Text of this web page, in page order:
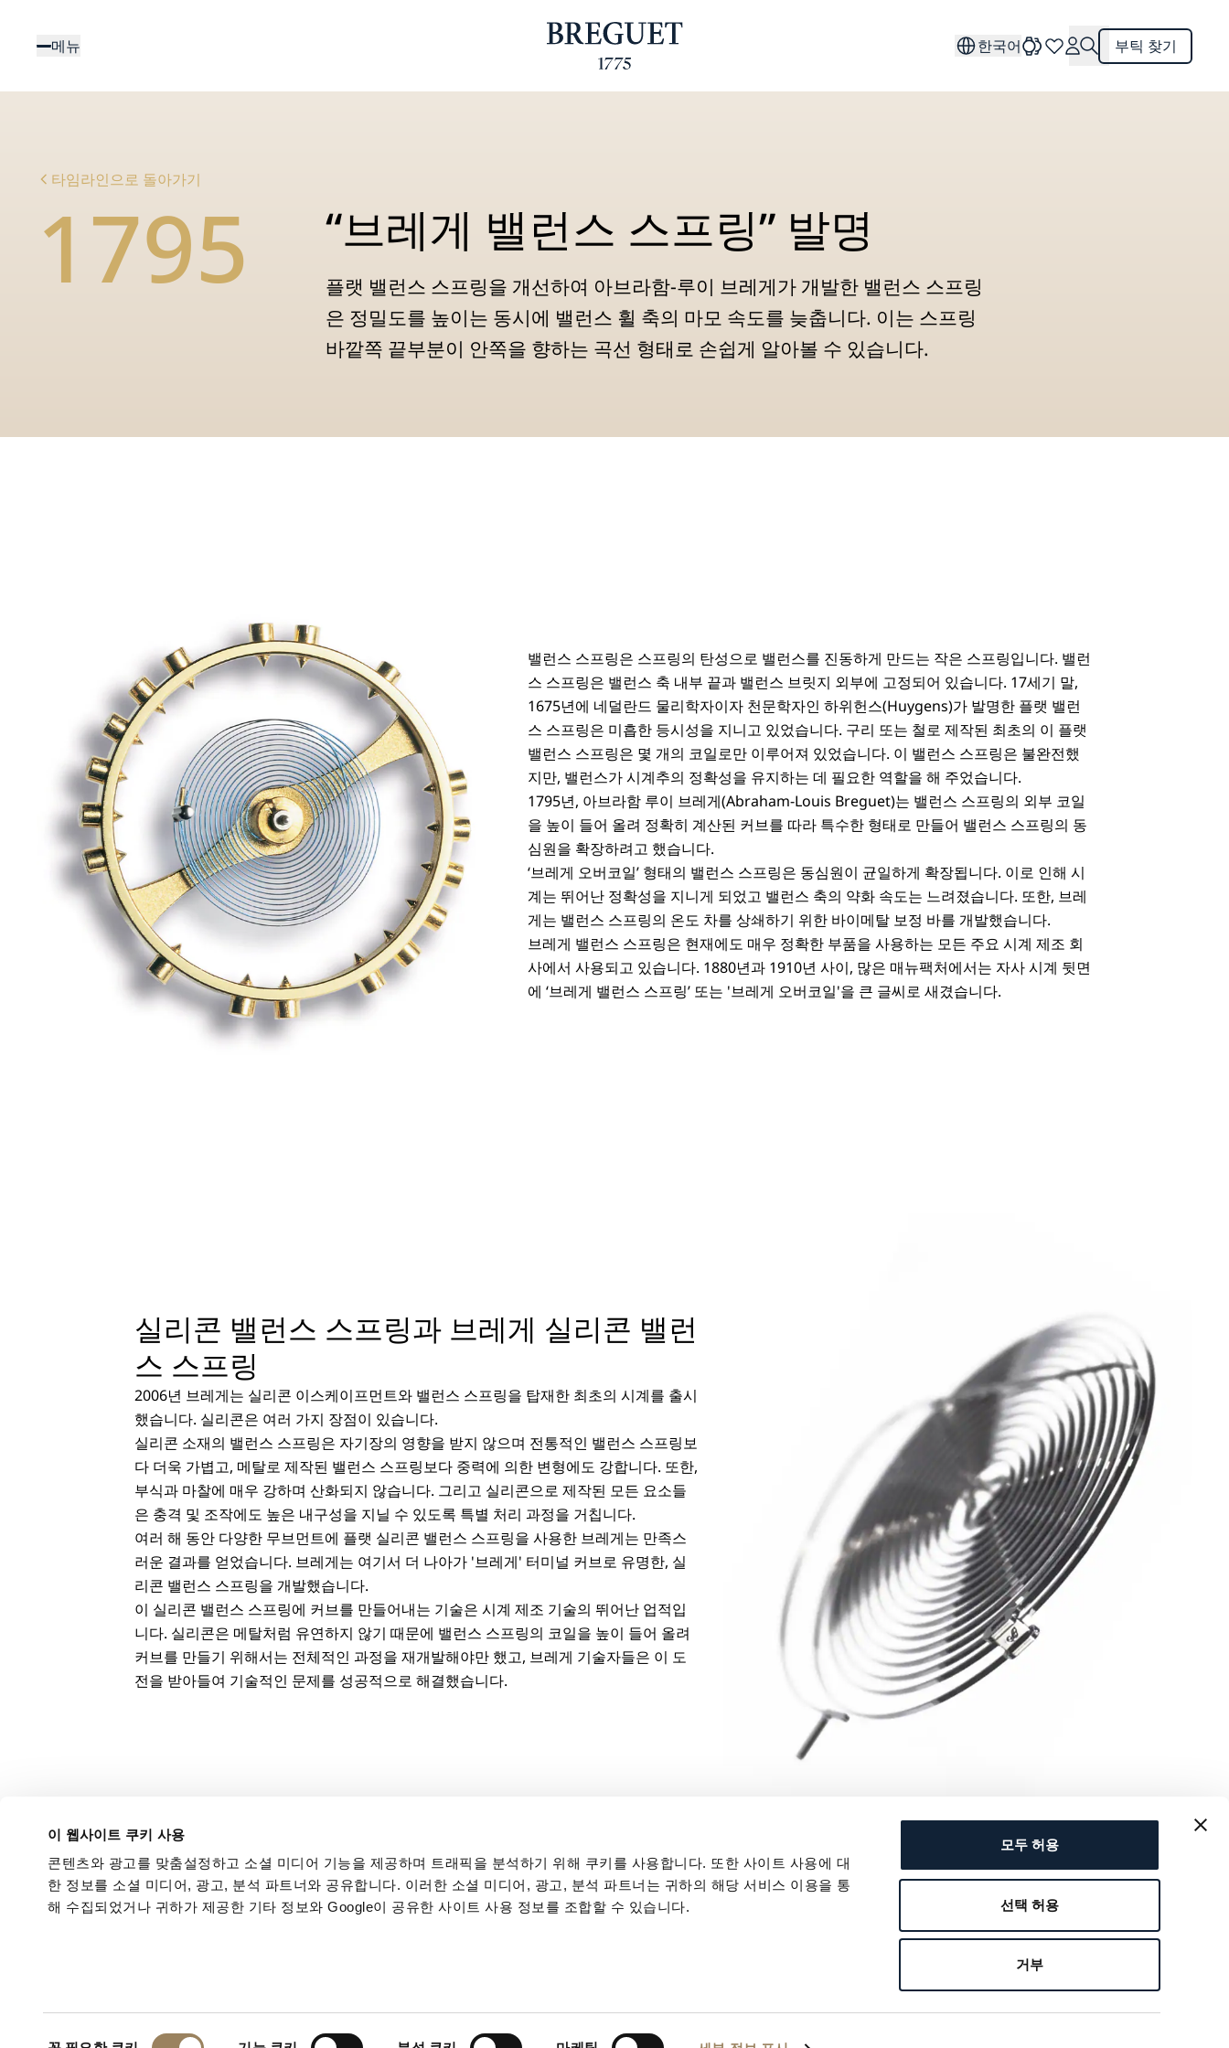
이 웹사이트 쿠키 사용
콘텐츠와 광고를 맞춤설정하고 소셜 미디어 기능을 제공하며 트래픽을 분석하기 위해 쿠키를 사용합니다. 또한 사이트 사용에 대
한 정보를 소셜 미디어, 광고, 분석 파트너와 공유합니다. 이러한 소셜 미디어, 광고, 분석 파트너는 귀하의 해당 서비스 이용을 통
해 수집되었거나 귀하가 제공한 기타 정보와 Google이 공유한 사이트 사용 정보를 조합할 수 있습니다.
모두 허용
선택 허용
거부
메뉴 한국어 부틱 찾기
타임라인으로 돌아가기
1795 “브레게 밸런스 스프링” 발명
플랫 밸런스 스프링을 개선하여 아브라함-루이 브레게가 개발한 밸런스 스프링
은 정밀도를 높이는 동시에 밸런스 휠 축의 마모 속도를 늦춥니다. 이는 스프링
바깥쪽 끝부분이 안쪽을 향하는 곡선 형태로 손쉽게 알아볼 수 있습니다.
밸런스 스프링은 스프링의 탄성으로 밸런스를 진동하게 만드는 작은 스프링입니다. 밸런
스 스프링은 밸런스 축 내부 끝과 밸런스 브릿지 외부에 고정되어 있습니다. 17세기 말,
1675년에 네덜란드 물리학자이자 천문학자인 하위헌스(Huygens)가 발명한 플랫 밸런
스 스프링은 미흡한 등시성을 지니고 있었습니다. 구리 또는 철로 제작된 최초의 이 플랫
밸런스 스프링은 몇 개의 코일로만 이루어져 있었습니다. 이 밸런스 스프링은 불완전했
지만, 밸런스가 시계추의 정확성을 유지하는 데 필요한 역할을 해 주었습니다.
1795년, 아브라함 루이 브레게(Abraham-Louis Breguet)는 밸런스 스프링의 외부 코일
을 높이 들어 올려 정확히 계산된 커브를 따라 특수한 형태로 만들어 밸런스 스프링의 동
심원을 확장하려고 했습니다.
‘브레게 오버코일’ 형태의 밸런스 스프링은 동심원이 균일하게 확장됩니다. 이로 인해 시
계는 뛰어난 정확성을 지니게 되었고 밸런스 축의 약화 속도는 느려졌습니다. 또한, 브레
게는 밸런스 스프링의 온도 차를 상쇄하기 위한 바이메탈 보정 바를 개발했습니다.
브레게 밸런스 스프링은 현재에도 매우 정확한 부품을 사용하는 모든 주요 시계 제조 회
사에서 사용되고 있습니다. 1880년과 1910년 사이, 많은 매뉴팩처에서는 자사 시계 뒷면
에 ‘브레게 밸런스 스프링’ 또는 '브레게 오버코일'을 큰 글씨로 새겼습니다.
실리콘 밸런스 스프링과 브레게 실리콘 밸런
스 스프링
2006년 브레게는 실리콘 이스케이프먼트와 밸런스 스프링을 탑재한 최초의 시계를 출시
했습니다. 실리콘은 여러 가지 장점이 있습니다.
실리콘 소재의 밸런스 스프링은 자기장의 영향을 받지 않으며 전통적인 밸런스 스프링보
다 더욱 가볍고, 메탈로 제작된 밸런스 스프링보다 중력에 의한 변형에도 강합니다. 또한,
부식과 마찰에 매우 강하며 산화되지 않습니다. 그리고 실리콘으로 제작된 모든 요소들
은 충격 및 조작에도 높은 내구성을 지닐 수 있도록 특별 처리 과정을 거칩니다.
여러 해 동안 다양한 무브먼트에 플랫 실리콘 밸런스 스프링을 사용한 브레게는 만족스
러운 결과를 얻었습니다. 브레게는 여기서 더 나아가 '브레게' 터미널 커브로 유명한, 실
리콘 밸런스 스프링을 개발했습니다.
이 실리콘 밸런스 스프링에 커브를 만들어내는 기술은 시계 제조 기술의 뛰어난 업적입
니다. 실리콘은 메탈처럼 유연하지 않기 때문에 밸런스 스프링의 코일을 높이 들어 올려
커브를 만들기 위해서는 전체적인 과정을 재개발해야만 했고, 브레게 기술자들은 이 도
전을 받아들여 기술적인 문제를 성공적으로 해결했습니다.